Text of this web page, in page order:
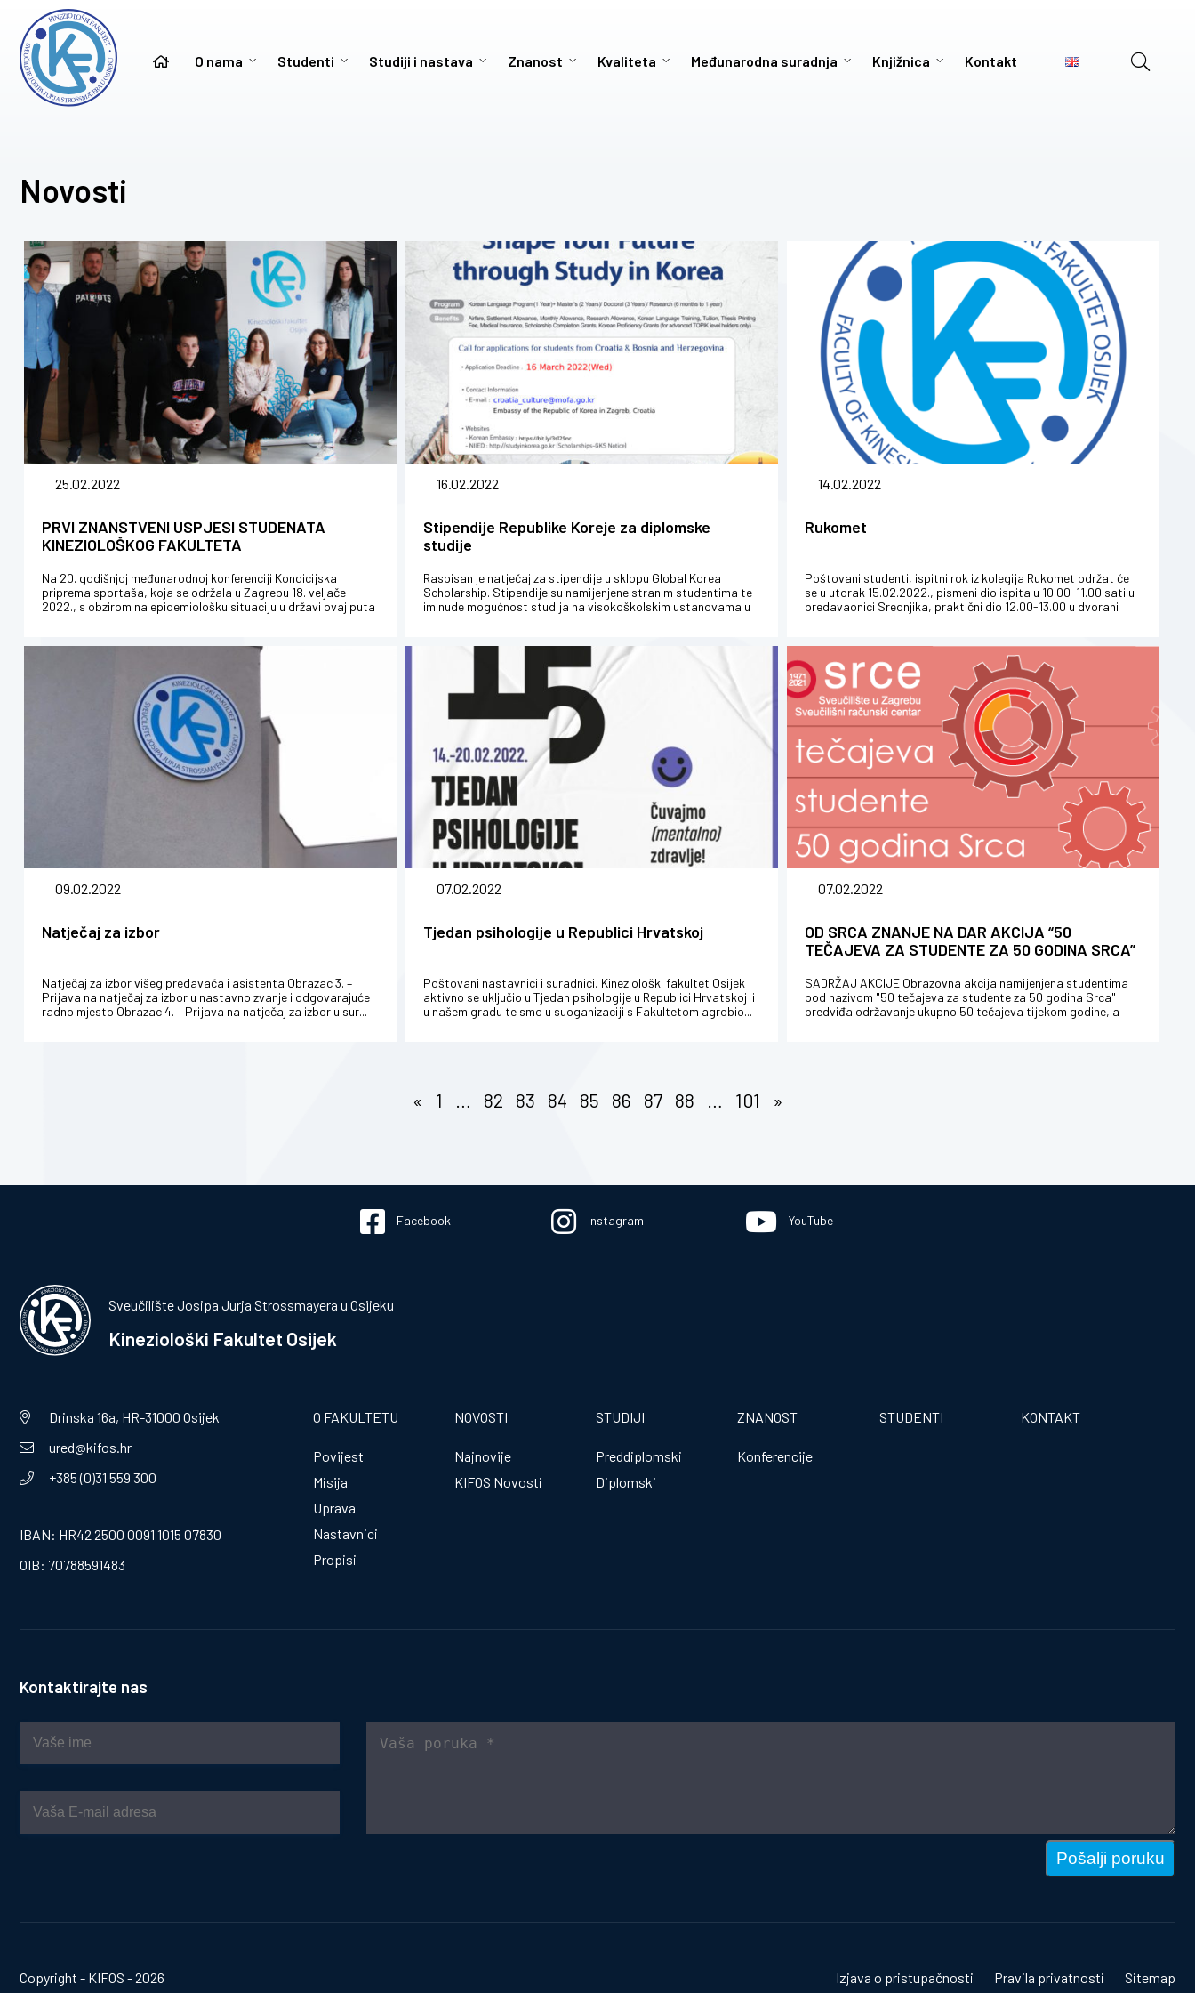
O nama Studenti Studiji i nastava Znanost Kvaliteta Međunarodna suradnja Knjižnica Kontakt
Novosti
25.02.2022
PRVI ZNANSTVENI USPJESI STUDENATA
KINEZIOLOŠKOG FAKULTETA
Na 20. godišnjoj međunarodnoj konferenciji Kondicijska
priprema sportaša, koja se održala u Zagrebu 18. veljače
2022., s obzirom na epidemiološku situaciju u državi ovaj puta
16.02.2022
Stipendije Republike Koreje za diplomske
studije
Raspisan je natječaj za stipendije u sklopu Global Korea
Scholarship. Stipendije su namijenjene stranim studentima te
im nude mogućnost studija na visokoškolskim ustanovama u
14.02.2022
Rukomet
Poštovani studenti, ispitni rok iz kolegija Rukomet održat će
se u utorak 15.02.2022., pismeni dio ispita u 10.00-11.00 sati u
predavaonici Srednjika, praktični dio 12.00-13.00 u dvorani
09.02.2022
Natječaj za izbor
Natječaj za izbor višeg predavača i asistenta Obrazac 3. –
Prijava na natječaj za izbor u nastavno zvanje i odgovarajuće
radno mjesto Obrazac 4. – Prijava na natječaj za izbor u sur...
07.02.2022
Tjedan psihologije u Republici Hrvatskoj
Poštovani nastavnici i suradnici, Kineziološki fakultet Osijek
aktivno se uključio u Tjedan psihologije u Republici Hrvatskoj i
u našem gradu te smo u suoganizaciji s Fakultetom agrobio...
07.02.2022
OD SRCA ZNANJE NA DAR AKCIJA “50
TEČAJEVA ZA STUDENTE ZA 50 GODINA SRCA”
SADRŽAJ AKCIJE Obrazovna akcija namijenjena studentima
pod nazivom "50 tečajeva za studente za 50 godina Srca"
predviđa održavanje ukupno 50 tečajeva tijekom godine, a
« 1 82 83 84 85 86 87 88 101 »
Facebook Instagram YouTube
Sveučilište Josipa Jurja Strossmayera u Osijeku
Kineziološki Fakultet Osijek
Drinska 16a, HR-31000 Osijek
ured@kifos.hr
+385 (0)31 559 300
IBAN: HR42 2500 0091 1015 07830
OIB: 70788591483
O FAKULTETU
Povijest
Misija
Uprava
Nastavnici
Propisi
NOVOSTI
Najnovije
KIFOS Novosti
STUDIJI
Preddiplomski
Diplomski
ZNANOST
Konferencije
STUDENTI KONTAKT
Kontaktirajte nas
Pošalji poruku
Copyright - KIFOS - 2026 Izjava o pristupačnosti Pravila privatnosti Sitemap